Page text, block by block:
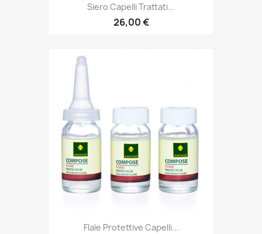
Siero Capelli Trattati...
26,00 €
FIale Protettive Capelli...